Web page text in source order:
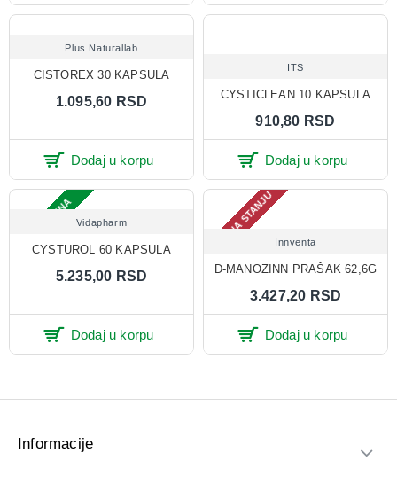
Plus Naturallab
CISTOREX 30 KAPSULA
1.095,60 RSD
Dodaj u korpu
ITS
CYSTICLEAN 10 KAPSULA
910,80 RSD
Dodaj u korpu
ONLINE CENA Vidapharm
CYSTUROL 60 KAPSULA
5.235,00 RSD
Dodaj u korpu
NEMA NA STANJUInnventa
D-MANOZINN PRAŠAK 62,6G
3.427,20 RSD
Dodaj u korpu
Informacije